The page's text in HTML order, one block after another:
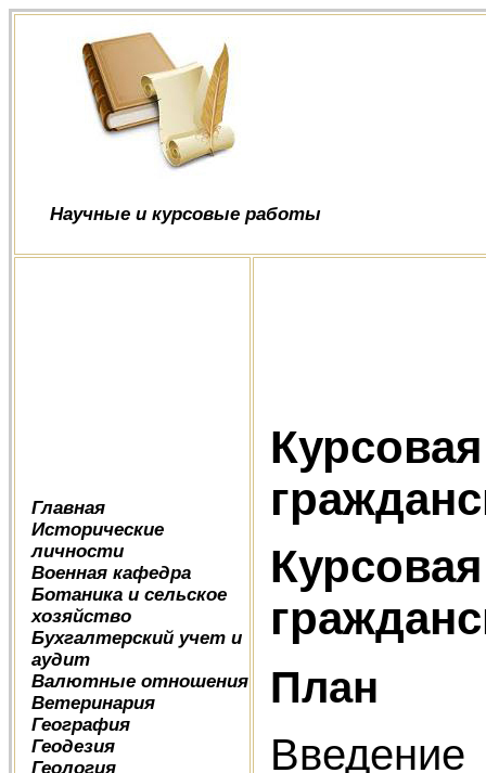
Научные и курсовые работы
Главная
Исторические
личности
Военная кафедра
Ботаника и сельское
хозяйство
Бухгалтерский учет и
аудит
Валютные отношения
Ветеринария
География
Геодезия
Геология
План
Введение